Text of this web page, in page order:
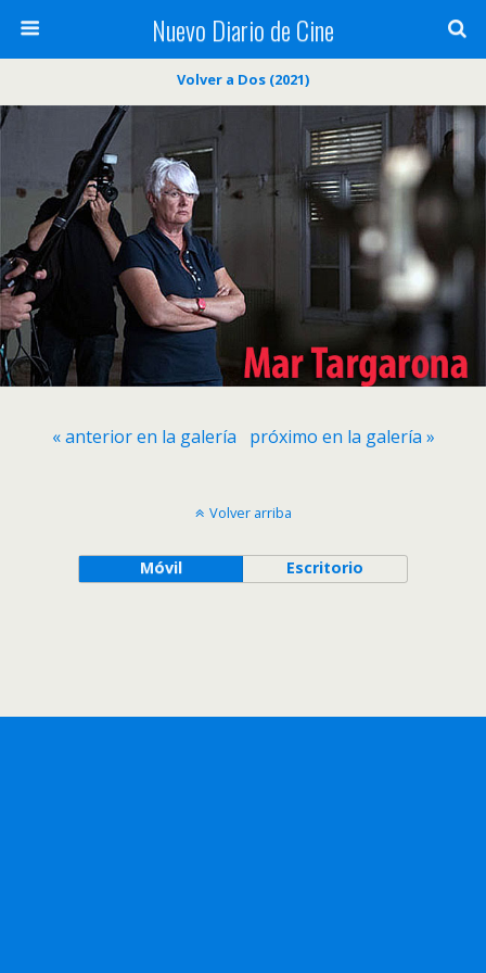
Nuevo Diario de Cine
Volver a Dos (2021)
« anterior en la galería próximo en la galería »
Volver arriba
Móvil Escritorio